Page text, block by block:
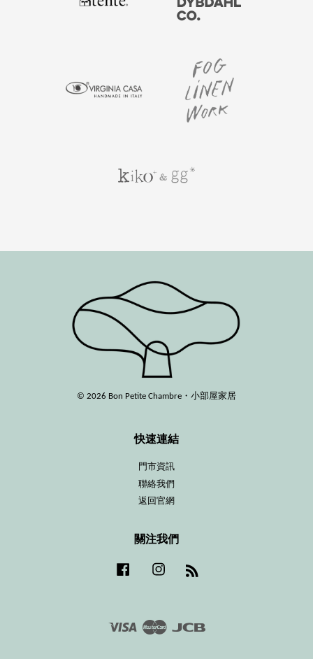
© 2026 Bon Petite Chambre・小部屋家居
快速連結
門市資訊
聯絡我們
返回官網
關注我們
Facebook Instagram
Visa Master